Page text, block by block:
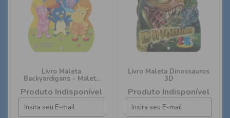
Livro Maleta
Backyardigans - Maleta
Produto Indisponível
Livro Maleta Dinossauros
3D
Produto Indisponível